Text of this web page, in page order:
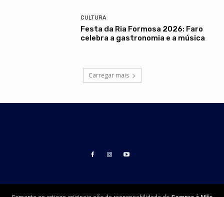
CULTURA
Festa da Ria Formosa 2026: Faro
celebra a gastronomia e a música
Carregar mais